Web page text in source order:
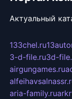
Актуальный
133chel.ru
3-d-file.ru3d-
airgungames.ru
aria-family.ru